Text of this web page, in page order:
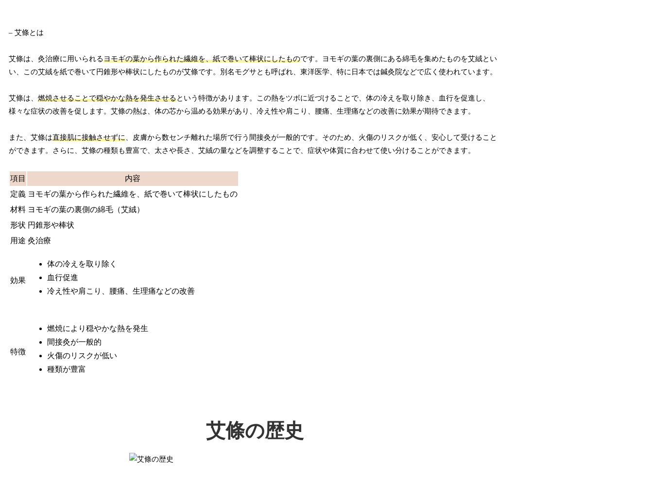
– 艾條とは
艾條は、灸治療に用いられるヨモギの葉から作られた繊維を、紙で巻いて棒状にしたものです。ヨモギの葉の裏側にある綿毛を集めたものを艾絨とい
い、この艾絨を紙で巻いて円錐形や棒状にしたものが艾條です。別名モグサとも呼ばれ、東洋医学、特に日本では鍼灸院などで広く使われています。
艾條は、 燃焼させることで穏やかな熱を発生させるという特徴があります。この熱をツボに近づけることで、体の冷えを取り除き、血行を促進し、
様々な症状の改善を促します。艾條の熱は、体の芯から温める効果があり、冷え性や肩こり、腰痛、生理痛などの改善に効果が期待できます。
また、艾條は直接肌に接触させずに 、皮膚から数センチ離れた場所で行う間接灸が一般的です。そのため、火傷のリスクが低く、安心して受けること
ができます。さらに、艾條の種類も豊富で、太さや長さ、艾絨の量などを調整することで、症状や体質に合わせて使い分けることができます。
項目
内容
定義 ヨモギの葉から作られた繊維を、紙で巻いて棒状にしたもの
材料 ヨモギの葉の裏側の綿毛（艾絨）
形状 円錐形や棒状
用途 灸治療
効果
体の冷えを取り除く
血行促進
冷え性や肩こり、腰痛、生理痛などの改善
特徴
燃焼により穏やかな熱を発生
間接灸が一般的
火傷のリスクが低い
種類が豊富
艾條の歴史